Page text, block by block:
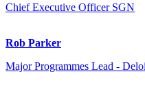
Chief Executive Officer SGN
Rob Parker
Major Programmes Lead -